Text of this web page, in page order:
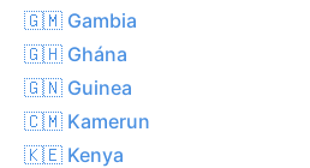
🇬🇲 Gambia
🇬🇭 Ghána
🇬🇳 Guinea
🇨🇲 Kamerun
🇰🇪 Kenya